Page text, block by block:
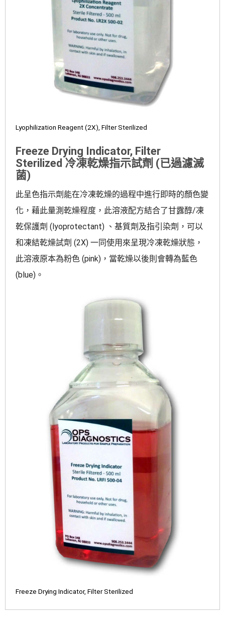
Lyophilization Reagent (2X), Filter Sterilized
Freeze Drying Indicator, Filter
Sterilized 冷凍乾燥指示試劑 (已過濾滅
菌)
此呈色指示劑能在冷凍乾燥的過程中進行即時的顏色變
化，藉此量測乾燥程度，此溶液配方結合了甘露醇/凍
乾保護劑 (lyoprotectant) 、基質劑及指引染劑，可以
和凍結乾燥試劑 (2X) 一同使用來呈現冷凍乾燥狀態，
此溶液原本為粉色 (pink)，當乾燥以後則會轉為藍色
(blue)。
Freeze Drying Indicator, Filter Sterilized